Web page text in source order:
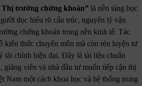
trường chứng khoán” là nền tảng học
đọc hiểu rõ cấu trúc, nguyên lý vận
chứng khoán trong nền kinh tế. Tác
kiến thức chuyên môn mà còn rèn luyện tư
tài chính hiện đại. Đây là tài liệu chuẩn
giảng viên và nhà đầu tư muốn tiếp cận thị
Nam một cách khoa học và hệ thống trong